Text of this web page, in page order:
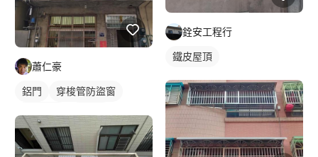
蕭仁豪
鋁門
穿梭管防盜窗
鐵窗/防盜窗
銓安工程行
鐵皮屋頂